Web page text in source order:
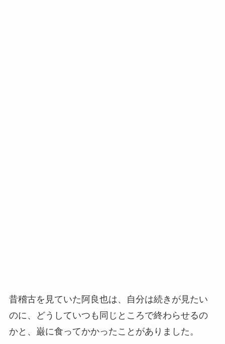
昔稽古を見ていた阿良也は、自分は続きが見たい
のに、どうしていつも同じところで終わらせるの
かと、巌に食ってかかったことがありました。